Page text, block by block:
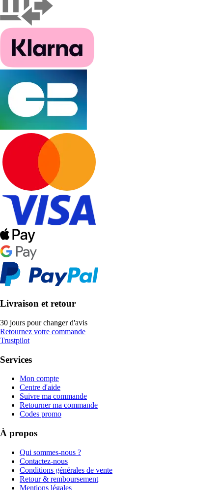
Livraison et retour
30 jours pour changer d'avis
Retournez votre commande
Trustpilot
Services
Mon compte
Centre d'aide
Suivre ma commande
Retourner ma commande
Codes promo
À propos
Qui sommes-nous ?
Contactez-nous
Conditions générales de vente
Retour & remboursement
Mentions légales